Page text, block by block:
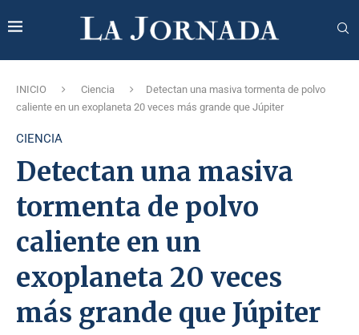
INICIO Ciencia
Detectan una masiva tormenta de polvo
caliente en un exoplaneta 20 veces más grande que Júpiter
CIENCIA
Detectan una masiva
tormenta de polvo
caliente en un
exoplaneta 20 veces
más grande que Júpiter